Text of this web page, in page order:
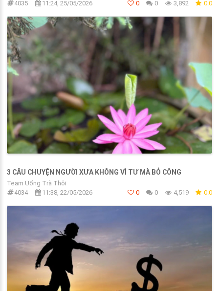
4035
11:24, 25/05/2026 0 0 3,892 0.0
3 CÂU CHUYỆN NGƯỜI XƯA KHÔNG VÌ TƯ MÀ BỎ CÔNG
Team Uống Trà Thôi
4034
11:38, 22/05/2026 0 0 4,519 0.0